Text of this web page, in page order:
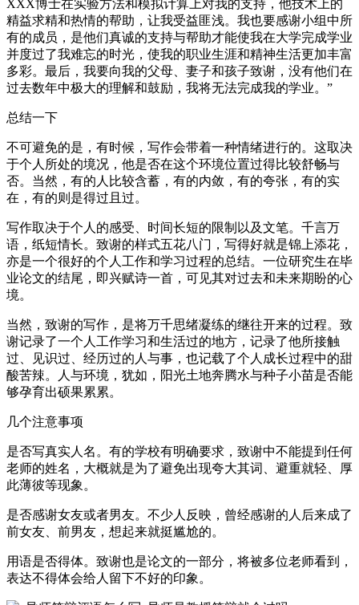
XXX博士在实验方法和模拟计算上对我的支持，他技术上的
精益求精和热情的帮助，让我受益匪浅。我也要感谢小组中所
有的成员，是他们真诚的支持与帮助才能使我在大学完成学业
并度过了我难忘的时光，使我的职业生涯和精神生活更加丰富
多彩。最后，我要向我的父母、妻子和孩子致谢，没有他们在
过去数年中极大的理解和鼓励，我将无法完成我的学业。”
总结一下
不可避免的是，有时候，写作会带着一种情绪进行的。这取决
于个人所处的境况，他是否在这个环境位置过得比较舒畅与
否。当然，有的人比较含蓄，有的内敛，有的夸张，有的实
在，有的则是得过且过。
写作取决于个人的感受、时间长短的限制以及文笔。千言万
语，纸短情长。致谢的样式五花八门，写得好就是锦上添花，
亦是一个很好的个人工作和学习过程的总结。一位研究生在毕
业论文的结尾，即兴赋诗一首，可见其对过去和未来期盼的心
境。
当然，致谢的写作，是将万千思绪凝练的继往开来的过程。致
谢记录了一个人工作学习和生活过的地方，记录了他所接触
过、见识过、经历过的人与事，也记载了个人成长过程中的甜
酸苦辣。人与环境，犹如，阳光土地奔腾水与种子小苗是否能
够孕育出硕果累累。
几个注意事项
是否写真实人名。有的学校有明确要求，致谢中不能提到任何
老师的姓名，大概就是为了避免出现夸大其词、避重就轻、厚
此薄彼等现象。
是否感谢女友或者男友。不少人反映，曾经感谢的人后来成了
前女友、前男友，想起来就挺尴尬的。
用语是否得体。致谢也是论文的一部分，将被多位老师看到，
表达不得体会给人留下不好的印象。